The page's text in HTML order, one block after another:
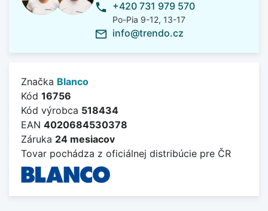
phone +420 731 979 570
Po-Pia 9-12, 13-17
mail_outline info@trendo.cz
Značka Blanco
Kód 16756
Kód výrobca 518434
EAN 4020684530378
Záruka 24 mesiacov
Tovar pochádza z oficiálnej distribúcie pre ČR